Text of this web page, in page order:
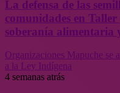
La defensa de las
comunidades en
soberanía alimentaria
Organizaciones Mapuche se
a la Ley Indígena
4 semanas atrás